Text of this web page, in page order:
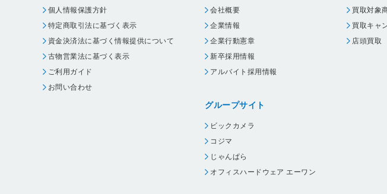
個人情報保護方針
特定商取引法に基づく表示
資金決済法に基づく情報提供について
古物営業法に基づく表示
ご利用ガイド
お問い合わせ
会社概要
企業情報
企業行動憲章
新卒採用情報
アルバイト採用情報
グループサイト
ビックカメラ
コジマ
じゃんぱら
オフィスハードウェア エーワン
買取対象
買取キャ
店頭買取